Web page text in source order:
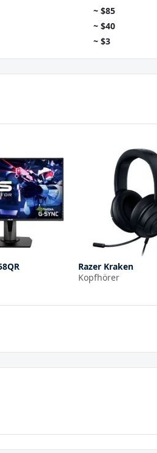
~ $85
~ $40
~ $3
Razer Kraken
Kopfhörer